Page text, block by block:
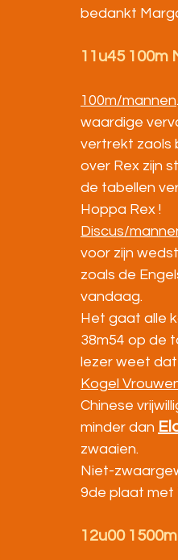
bedankt
11u45 100m
100m/mannen
waardige
vertrekt zaols
over Rex zijn
de tabellen
Hoppa Rex !
Discus/
voor zijn
zoals de
vandaag.
Het gaat alle
38m54 op de
lezer weet
Kogel
Chinese
minder dan
zwaaien.
Niet-
9de plaat met
12u00